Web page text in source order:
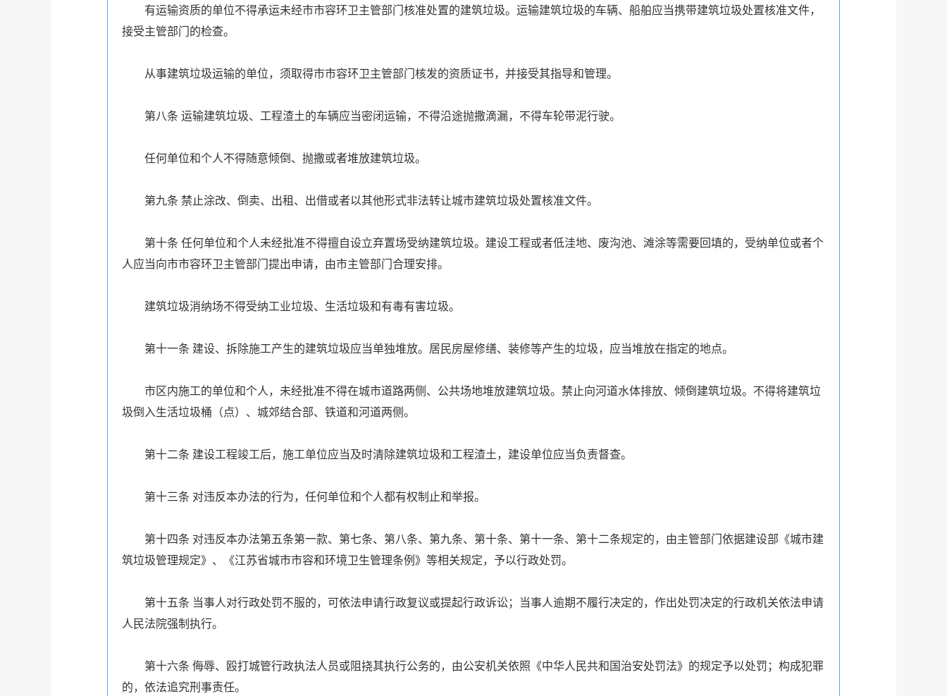
有运输资质的单位不得承运未经市市容环卫主管部门核准处置的建筑垃圾。运输建筑垃圾的车辆、船舶应当携带建筑垃圾处置核准文件，
接受主管部门的检查。
从事建筑垃圾运输的单位，须取得市市容环卫主管部门核发的资质证书，并接受其指导和管理。
第八条 运输建筑垃圾、工程渣土的车辆应当密闭运输，不得沿途抛撒滴漏，不得车轮带泥行驶。
任何单位和个人不得随意倾倒、抛撒或者堆放建筑垃圾。
第九条 禁止涂改、倒卖、出租、出借或者以其他形式非法转让城市建筑垃圾处置核准文件。
第十条 任何单位和个人未经批准不得擅自设立弃置场受纳建筑垃圾。建设工程或者低洼地、废沟池、滩涂等需要回填的，受纳单位或者个
人应当向市市容环卫主管部门提出申请，由市主管部门合理安排。
建筑垃圾消纳场不得受纳工业垃圾、生活垃圾和有毒有害垃圾。
第十一条 建设、拆除施工产生的建筑垃圾应当单独堆放。居民房屋修缮、装修等产生的垃圾，应当堆放在指定的地点。
市区内施工的单位和个人，未经批准不得在城市道路两侧、公共场地堆放建筑垃圾。禁止向河道水体排放、倾倒建筑垃圾。不得将建筑垃
圾倒入生活垃圾桶（点）、城郊结合部、铁道和河道两侧。
第十二条 建设工程竣工后，施工单位应当及时清除建筑垃圾和工程渣土，建设单位应当负责督查。
第十三条 对违反本办法的行为，任何单位和个人都有权制止和举报。
第十四条 对违反本办法第五条第一款、第七条、第八条、第九条、第十条、第十一条、第十二条规定的，由主管部门依据建设部《城市建
筑垃圾管理规定》、《江苏省城市市容和环境卫生管理条例》等相关规定，予以行政处罚。
第十五条 当事人对行政处罚不服的，可依法申请行政复议或提起行政诉讼；当事人逾期不履行决定的，作出处罚决定的行政机关依法申请
人民法院强制执行。
第十六条 侮辱、殴打城管行政执法人员或阻挠其执行公务的，由公安机关依照《中华人民共和国治安处罚法》的规定予以处罚；构成犯罪
的，依法追究刑事责任。